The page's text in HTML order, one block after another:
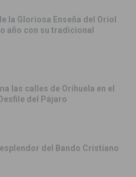
la Gloriosa Enseña del Oriol
año con su tradicional
las calles de Orihuela en el
del Pájaro
del Bando Cristiano